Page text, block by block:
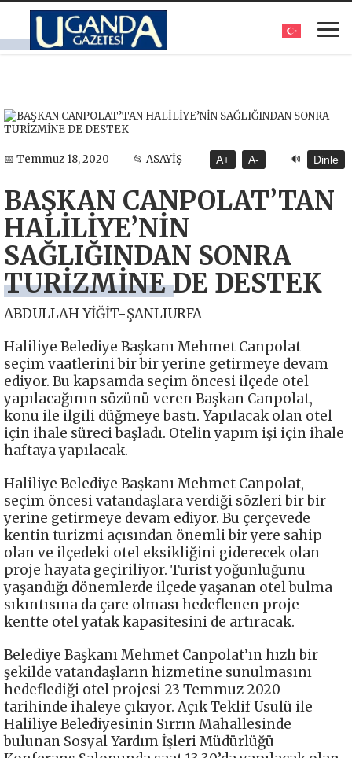
📅 Temmuz 18, 2020 📂 ASAYİŞ A+ A- 🔊 Dinle
BAŞKAN CANPOLAT’TAN
HALİLİYE’NİN
SAĞLIĞINDAN SONRA
TURİZMİNE DE DESTEK
ABDULLAH YİĞİT-ŞANLIURFA
Haliliye Belediye Başkanı Mehmet Canpolat
seçim vaatlerini bir bir yerine getirmeye devam
ediyor. Bu kapsamda seçim öncesi ilçede otel
yapılacağının sözünü veren Başkan Canpolat,
konu ile ilgili düğmeye bastı. Yapılacak olan otel
için ihale süreci başladı. Otelin yapım işi için ihale
haftaya yapılacak.
Haliliye Belediye Başkanı Mehmet Canpolat,
seçim öncesi vatandaşlara verdiği sözleri bir bir
yerine getirmeye devam ediyor. Bu çerçevede
kentin turizmi açısından önemli bir yere sahip
olan ve ilçedeki otel eksikliğini giderecek olan
proje hayata geçiriliyor. Turist yoğunluğunu
yaşandığı dönemlerde ilçede yaşanan otel bulma
sıkıntısına da çare olması hedeflenen proje
kentte otel yatak kapasitesini de artıracak.
Belediye Başkanı Mehmet Canpolat’ın hızlı bir
şekilde vatandaşların hizmetine sunulmasını
hedeflediği otel projesi 23 Temmuz 2020
tarihinde ihaleye çıkıyor. Açık Teklif Usulü ile
Haliliye Belediyesinin Sırrın Mahallesinde
bulunan Sosyal Yardım İşleri Müdürlüğü